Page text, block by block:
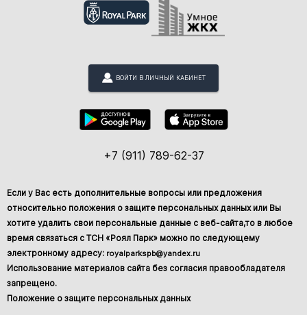
ВОЙТИ В ЛИЧНЫЙ КАБИНЕТ
+7 (911) 789-62-37
Если у Вас есть дополнительные вопросы или предложения
относительно положения о защите персональных данных или Вы
хотите удалить свои персональные данные с веб-сайта,то в любое
время связаться с ТСН «Роял Парк» можно по следующему
электронному адресу: royalparkspb@yandex.ru
Использование материалов сайта без согласия правообладателя
запрещено.
Положение о защите персональных данных